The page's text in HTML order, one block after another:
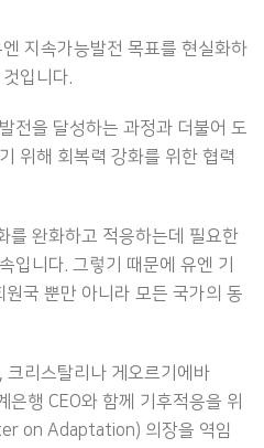
지속가능발전 목표를 현실화하
입니다.
전을 달성하는 과정과 더불어 도
위해 회복력 강화를 위한 협력
를 완화하고 적응하는데 필요한
입니다. 그렇기 때문에 유엔 기
국 뿐만 아니라 모든 국가의 동
크리스탈리나 게오르기에바
행 CEO와 함께 기후적응을 위
on Adaptation) 의장을 역임